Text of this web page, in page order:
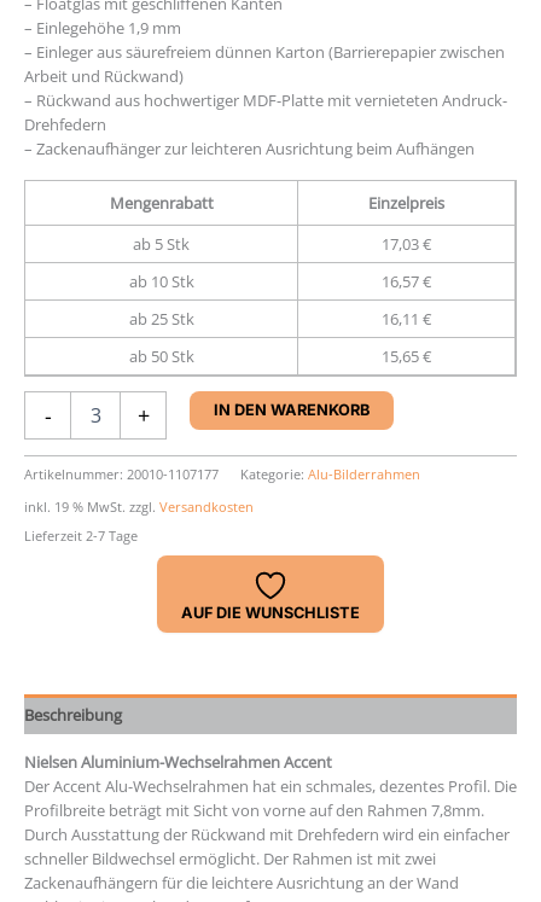
– Einlegehöhe 1,9 mm
– Einleger aus säurefreiem dünnen Karton (Barrierepapier zwischen
Arbeit und Rückwand)
– Rückwand aus hochwertiger MDF-Platte mit vernieteten Andruck-
Drehfedern
– Zackenaufhänger zur leichteren Ausrichtung beim Aufhängen
Mengenrabatt
Einzelpreis
ab 5 Stk
17,03 €
ab 10 Stk
16,57 €
ab 25 Stk
16,11 €
ab 50 Stk
15,65 €
-
Rahmen
Nielsen
Accent
Menge
+ IN DEN WARENKORB
Artikelnummer: 20010-1107177 Kategorie: Alu-Bilderrahmen
inkl. 19 % MwSt. zzgl. Versandkosten
Lieferzeit 2-7 Tage
AUF DIE WUNSCHLISTE
Beschreibung
Nielsen Aluminium-Wechselrahmen Accent
Der Accent Alu-Wechselrahmen hat ein schmales, dezentes Profil. Die
Profilbreite beträgt mit Sicht von vorne auf den Rahmen 7,8mm.
Durch Ausstattung der Rückwand mit Drehfedern wird ein einfacher
schneller Bildwechsel ermöglicht. Der Rahmen ist mit zwei
Zackenaufhängern für die leichtere Ausrichtung an der Wand